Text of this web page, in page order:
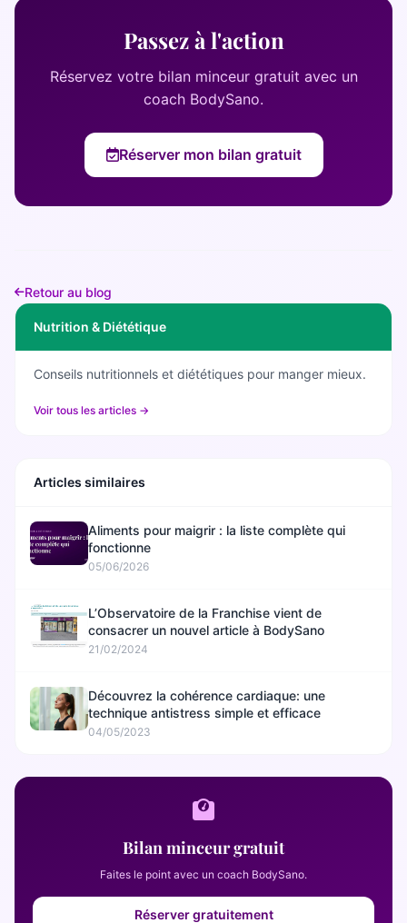
Passez à l'action
Réservez votre bilan minceur gratuit avec un
coach BodySano.
Réserver mon bilan gratuit
Retour au blog
Nutrition & Diététique
Conseils nutritionnels et diététiques pour manger mieux.
Voir tous les articles →
Articles similaires
Aliments pour maigrir : la liste complète qui
fonctionne
05/06/2026
L’Observatoire de la Franchise vient de
consacrer un nouvel article à BodySano
21/02/2024
Découvrez la cohérence cardiaque: une
technique antistress simple et efficace
04/05/2023
Bilan minceur gratuit
Faites le point avec un coach BodySano.
Réserver gratuitement